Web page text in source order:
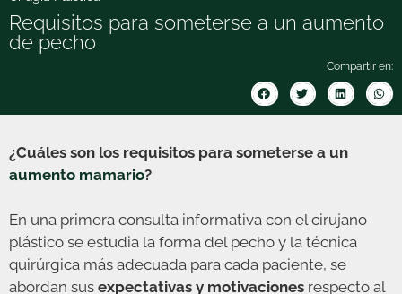
Requisitos para someterse a un aumento
de pecho
Compartir en:
¿Cuáles son los requisitos para someterse a un
aumento mamario?
En una primera consulta informativa con el cirujano
plástico se estudia la forma del pecho y la técnica
quirúrgica más adecuada para cada paciente, se
abordan sus expectativas y motivaciones respecto al